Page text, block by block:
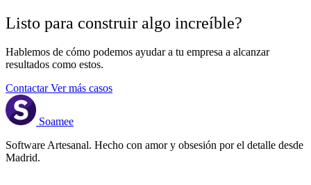
Listo para construir algo increíble?
Hablemos de cómo podemos ayudar a tu empresa a alcanzar
resultados como estos.
ContactarVer más casos
Soamee
Software Artesanal. Hecho con amor y obsesión por el detalle desde
Madrid.